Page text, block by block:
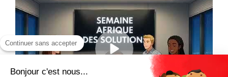
Continuer sans accepter
Bonjour c'est nous...